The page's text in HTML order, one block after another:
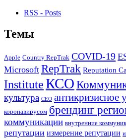
RSS - Posts
Темы
Apple Country RepTrak COVID-19
Microsoft RepTrak Reputation
InstituteКСО
культура СЕО антикризисное
коронавирусом брендинг
коммуникации внутренние
репутации измерение репутации